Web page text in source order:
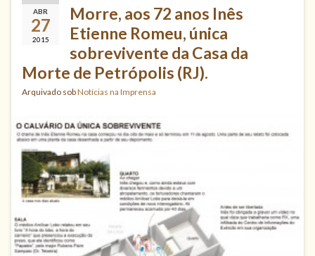
ABR
27
2015
Morre, aos 72 anos Inês
Etienne Romeu, única
sobrevivente da Casa da
Morte de Petrópolis (RJ).
Arquivado sobNotícias na Imprensa